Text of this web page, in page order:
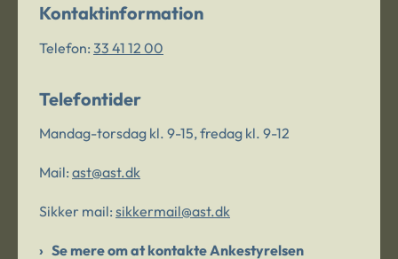
Kontaktinformation
Telefon: 33 41 12 00
Telefontider
Mandag-torsdag kl. 9-15, fredag kl. 9-12
Mail: ast@ast.dk
Sikker mail: sikkermail@ast.dk
Se mere om at kontakte Ankestyrelsen